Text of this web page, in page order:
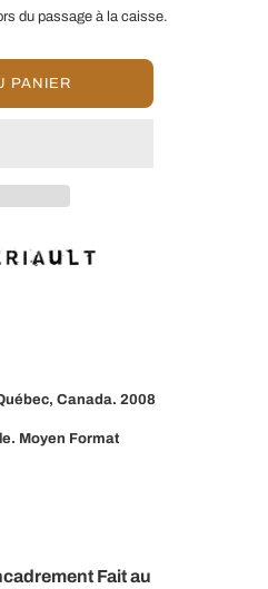
du passage à la caisse.
PANIER
Canada. 2008
Moyen Format
Fait au